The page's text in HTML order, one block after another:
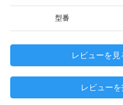
型番
レビューを見
レビュー